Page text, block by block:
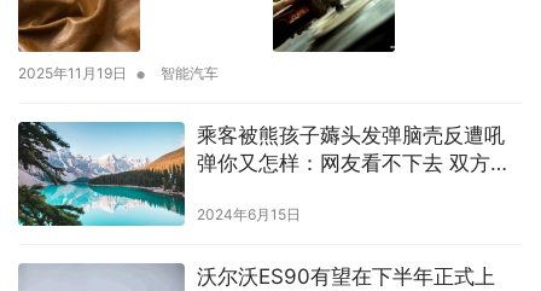
2025年11月19日 • 智能汽车
乘客被熊孩子薅头发弹脑壳反遭吼
弹你又怎样：网友看不下去 双方最
2024年6月15日
沃尔沃ES90有望在下半年正式上